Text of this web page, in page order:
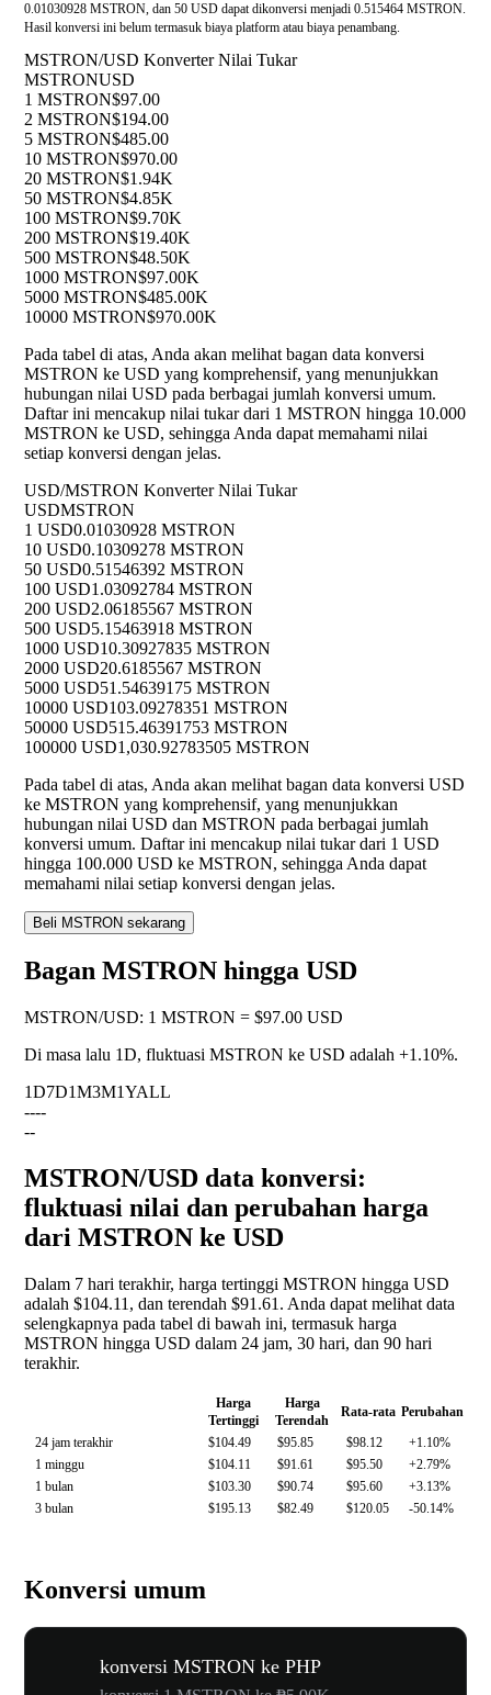
0.01030928 MSTRON, dan 50 USD dapat dikonversi menjadi 0.515464 MSTRON.
Hasil konversi ini belum termasuk biaya platform atau biaya penambang.
MSTRON/USD Konverter Nilai Tukar
MSTRONUSD
1 MSTRON$97.00
2 MSTRON$194.00
5 MSTRON$485.00
10 MSTRON$970.00
20 MSTRON$1.94K
50 MSTRON$4.85K
100 MSTRON$9.70K
200 MSTRON$19.40K
500 MSTRON$48.50K
1000 MSTRON$97.00K
5000 MSTRON$485.00K
10000 MSTRON$970.00K
Pada tabel di atas, Anda akan melihat bagan data konversi
MSTRON ke USD yang komprehensif, yang menunjukkan
hubungan nilai USD pada berbagai jumlah konversi umum.
Daftar ini mencakup nilai tukar dari 1 MSTRON hingga 10.000
MSTRON ke USD, sehingga Anda dapat memahami nilai
setiap konversi dengan jelas.
USD/MSTRON Konverter Nilai Tukar
USDMSTRON
1 USD0.01030928 MSTRON
10 USD0.10309278 MSTRON
50 USD0.51546392 MSTRON
100 USD1.03092784 MSTRON
200 USD2.06185567 MSTRON
500 USD5.15463918 MSTRON
1000 USD10.30927835 MSTRON
2000 USD20.6185567 MSTRON
5000 USD51.54639175 MSTRON
10000 USD103.09278351 MSTRON
50000 USD515.46391753 MSTRON
100000 USD1,030.92783505 MSTRON
Pada tabel di atas, Anda akan melihat bagan data konversi USD
ke MSTRON yang komprehensif, yang menunjukkan
hubungan nilai USD dan MSTRON pada berbagai jumlah
konversi umum. Daftar ini mencakup nilai tukar dari 1 USD
hingga 100.000 USD ke MSTRON, sehingga Anda dapat
memahami nilai setiap konversi dengan jelas.
Beli MSTRON sekarang
Bagan MSTRON hingga USD
MSTRON/USD: 1 MSTRON = $97.00 USD
Di masa lalu 1D, fluktuasi MSTRON ke USD adalah +1.10%.
1D7D1M3M1YALL
----
--
MSTRON/USD data konversi:
fluktuasi nilai dan perubahan harga
dari MSTRON ke USD
Dalam 7 hari terakhir, harga tertinggi MSTRON hingga USD
adalah $104.11, dan terendah $91.61. Anda dapat melihat data
selengkapnya pada tabel di bawah ini, termasuk harga
MSTRON hingga USD dalam 24 jam, 30 hari, dan 90 hari
terakhir.
Harga
Tertinggi
Harga
Terendah
Rata-rata Perubahan
24 jam terakhir
$104.49 $95.85 $98.12
+1.10%
1 minggu
$104.11 $91.61 $95.50
+2.79%
1 bulan
$103.30 $90.74 $95.60
+3.13%
3 bulan
$195.13 $82.49 $120.05 -50.14%
Konversi umum
konversi MSTRON ke PHP